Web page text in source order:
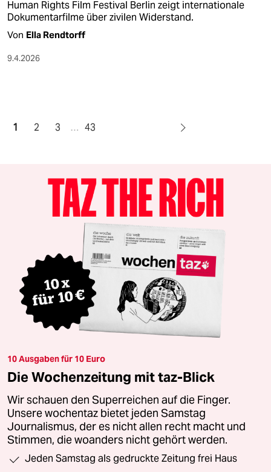
Human Rights Film Festival Berlin zeigt internationale
Dokumentarfilme über zivilen Widerstand.
Von Ella Rendtorff
9.4.2026
1 2 3 … 43
10 Ausgaben für 10 Euro
Die Wochenzeitung mit taz-Blick
Wir schauen den Superreichen auf die Finger.
Unsere wochentaz bietet jeden Samstag
Journalismus, der es nicht allen recht macht und
Stimmen, die woanders nicht gehört werden.
Jeden Samstag als gedruckte Zeitung frei Haus